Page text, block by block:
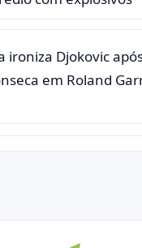
ironiza Djokovic
em Roland